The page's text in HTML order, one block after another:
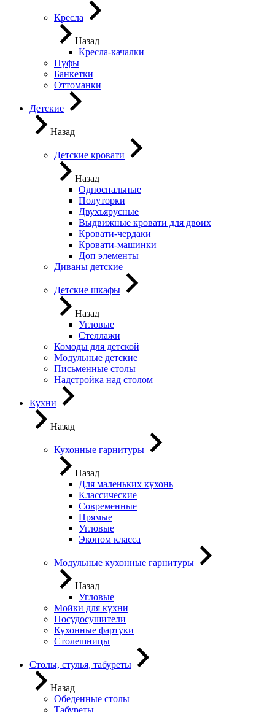
Кресла
Назад
Кресла-качалки
Пуфы
Банкетки
Оттоманки
Детские
Назад
Детские кровати
Назад
Односпальные
Полуторки
Двухъярусные
Выдвижные кровати для двоих
Кровати-чердаки
Кровати-машинки
Доп элементы
Диваны детские
Детские шкафы
Назад
Угловые
Стеллажи
Комоды для детской
Модульные детские
Письменные столы
Надстройка над столом
Кухни
Назад
Кухонные гарнитуры
Назад
Для маленьких кухонь
Классические
Современные
Прямые
Угловые
Эконом класса
Модульные кухонные гарнитуры
Назад
Угловые
Мойки для кухни
Посудосушители
Кухонные фартуки
Столешницы
Столы, стулья, табуреты
Назад
Обеденные столы
Табуреты